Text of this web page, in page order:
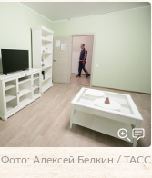
Фото: Алексей Белкин / ТАСС